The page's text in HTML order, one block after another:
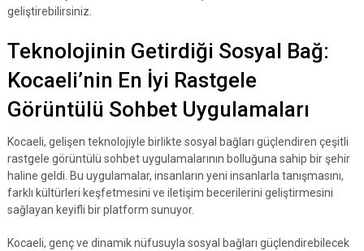
geliştirebilirsiniz.
Teknolojinin Getirdiği Sosyal Bağ:
Kocaeli’nin En İyi Rastgele
Görüntülü Sohbet Uygulamaları
Kocaeli, gelişen teknolojiyle birlikte sosyal bağları güçlendiren çeşitli
rastgele görüntülü sohbet uygulamalarının bolluğuna sahip bir şehir
haline geldi. Bu uygulamalar, insanların yeni insanlarla tanışmasını,
farklı kültürleri keşfetmesini ve iletişim becerilerini geliştirmesini
sağlayan keyifli bir platform sunuyor.
Kocaeli, genç ve dinamik nüfusuyla sosyal bağları güçlendirebilecek